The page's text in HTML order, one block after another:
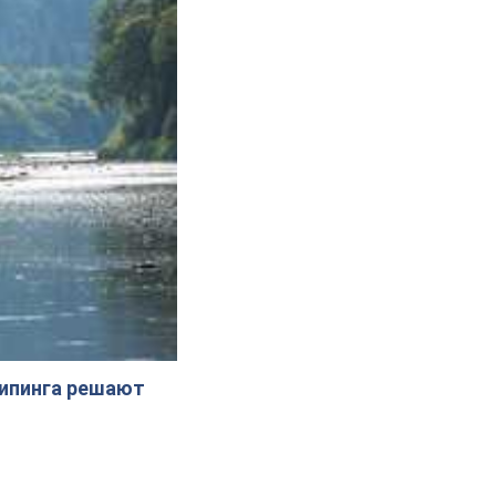
решают